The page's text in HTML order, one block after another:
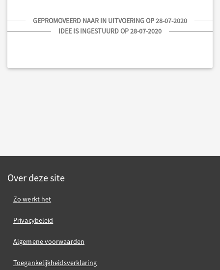
GEPROMOVEERD NAAR IN UITVOERING OP 28-07-2020
IDEE IS INGESTUURD OP 28-07-2020
Over deze site
Zo werkt het
Privacybeleid
Algemene voorwaarden
Toegankelijkheidsverklaring